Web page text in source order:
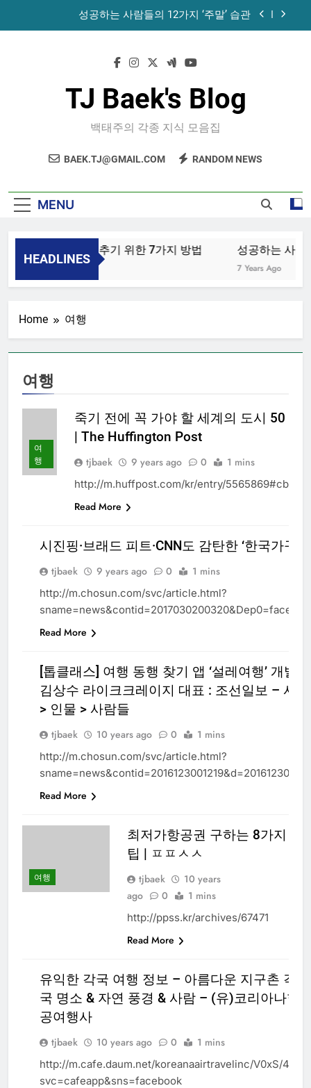
성공하는 사람들의 12가지 ‘주말’ 습관
노화를 늦추기 위한 7가지 방법
성공하는 사람들의 12가지 ‘주말’ 습관
공목에 먹는 마늘과 꿀의 놀라운 효능 – 건강을 위
TJ Baek's Blog
백태주의 각종 지식 모음집
BAEK.TJ@GMAIL.COM RANDOM NEWS
MENU
HEADLINES
노화를 늦추기 위한 7가지 방법 성공하는 사람
7 Years Ago
Home 여행
여행
여
행
죽기 전에 꼭 가야 할 세계의 도시 50
| The Huffington Post
tjbaek 9 years ago 0 1 mins
http://m.huffpost.com/kr/entry/5565869#cb
Read More
여
행
시진핑·브래드 피트·CNN도 감탄한 ‘한국가구
tjbaek 9 years ago 0 1 mins
http://m.chosun.com/svc/article.html?
Read More
행
[톱클래스] 여행 동행 찾기 앱 ‘설레여행’ 개발한
김상수 라이크크레이지 대표 : 조선일보 – 사회
> 인물 > 사람들
tjbaek 10 years ago 0 1 mins
http://m.chosun.com/svc/article.html?
Read More
여행
최저가항공권 구하는 8가지
팁 | ㅍㅍㅅㅅ
tjbaek
10 years
ago
0 1 mins
http://ppss.kr/archives/67471
Read More
여
행
유익한 각국 여행 정보 – 아름다운 지구촌 각
국 명소 & 자연 풍경 & 사람 – (유)코리아나항
공여행사
tjbaek 10 years ago 0 1 mins
http://m.cafe.daum.net/koreanaairtravelinc/V0xS/473?
svc=cafeapp&sns=facebook